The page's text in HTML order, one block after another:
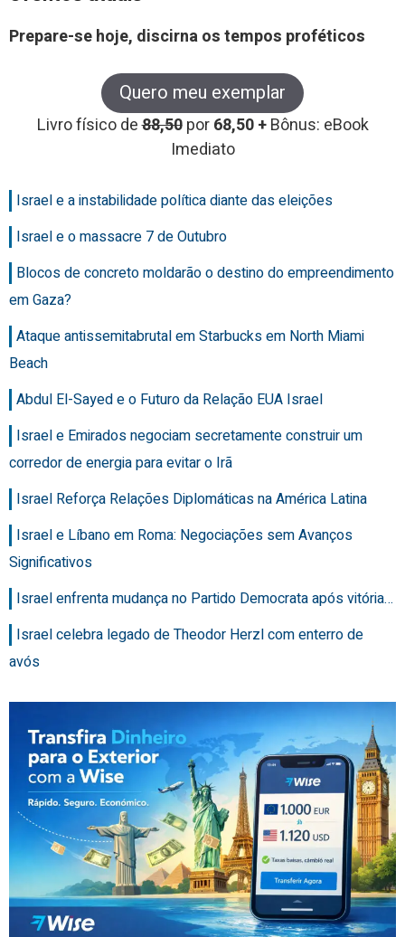
Prepare-se hoje, discirna os tempos proféticos
Quero meu exemplar
Livro físico de88,50 por68,50 +Bônus: eBook
Imediato
Israel e a instabilidade política diante das eleições
Israel e o massacre 7 de Outubro
Blocos de concreto moldarão o destino do empreendimento
em Gaza?
Ataque antissemitabrutal em Starbucks em North Miami
Beach
Abdul El-Sayed e o Futuro da Relação EUA Israel
Israel e Emirados negociam secretamente construir um
corredor de energia para evitar o Irã
Israel Reforça Relações Diplomáticas na América Latina
Israel e Líbano em Roma: Negociações sem Avanços
Significativos
Israel enfrenta mudança no Partido Democrata após vitória…
Israel celebra legado de Theodor Herzl com enterro de
avós